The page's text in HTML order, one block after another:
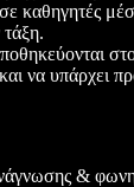
καθηγητές
να υπάρχει
&